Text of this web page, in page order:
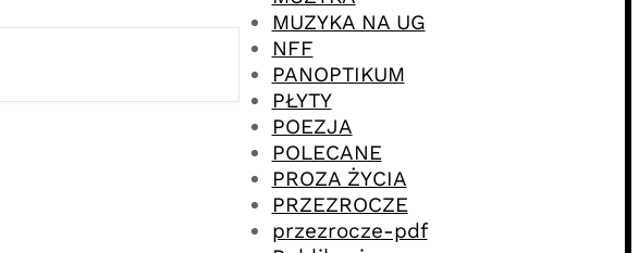
MUZYKA NA UG
NFF
PANOPTIKUM
PŁYTY
POEZJA
POLECANE
PROZA ŻYCIA
PRZEZROCZE
przezrocze-pdf